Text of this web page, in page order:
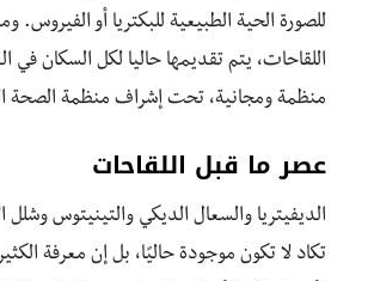
للصورة الحية الطبيعية للبكتريا أو الفيروس.
اللقاحات، يتم تقديمها حاليا لكل السكان في
منظمة ومجانية، تحت إشراف منظمة الصحة
عصر ما قبل اللقاحات
الديفيتريا والسعال الديكي والتينيتوس وشلل
تكاد لا تكون موجودة حاليًا، بل إن معرفة